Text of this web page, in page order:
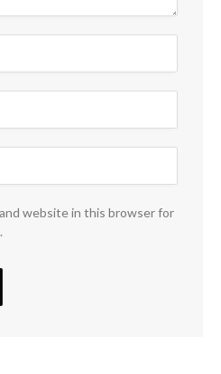
and website in this browser for